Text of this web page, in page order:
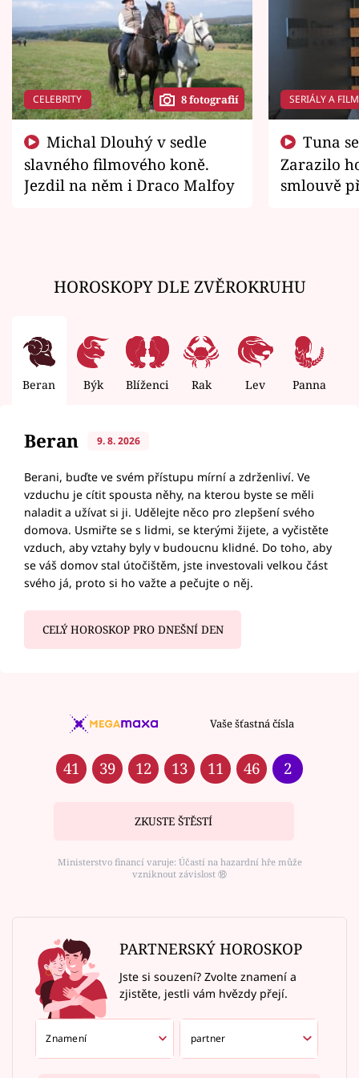
CELEBRITY 8 fotografií
slavného filmového koně.
Jezdil na něm i Draco Malfoy
SERIÁLY A
Zarazilo
smlouvě
HOROSKOPY DLE ZVĚROKRUHU
Beran Býk Blíženci Rak Lev Panna
Beran 9. 8. 2026
Berani, buďte ve svém přístupu mírní a zdrženliví. Ve
vzduchu je cítit spousta něhy, na kterou byste se měli
naladit a užívat si ji. Udělejte něco pro zlepšení svého
domova. Usmiřte se s lidmi, se kterými žijete, a vyčistěte
vzduch, aby vztahy byly v budoucnu klidné. Do toho, aby
se váš domov stal útočištěm, jste investovali velkou část
svého já, proto si ho važte a pečujte o něj.
CELÝ HOROSKOP PRO DNEŠNÍ DEN
Vaše šťastná čísla
41 39 12 13 11 46 2
ZKUSTE ŠTĚSTÍ
Ministerstvo financí varuje: Účastí na hazardní hře může
vzniknout závislost ⑱
PARTNERSKÝ HOROSKOP
Jste si souzení? Zvolte znamení a
zjistěte, jestli vám hvězdy přejí.